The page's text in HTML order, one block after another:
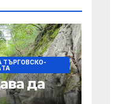
ТЪРГОВСКО-
да